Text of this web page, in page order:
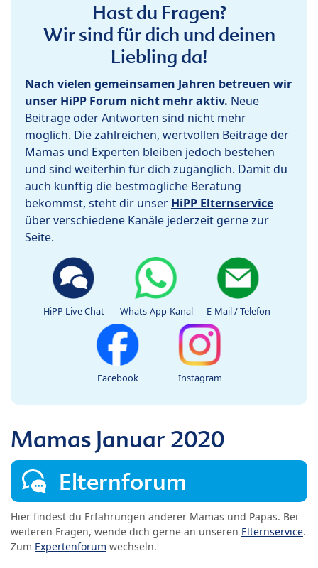
Hast du Fragen?
Wir sind für dich und deinen
Liebling da!
Nach vielen gemeinsamen Jahren betreuen wir
unser HiPP Forum nicht mehr aktiv. Neue
Beiträge oder Antworten sind nicht mehr
möglich. Die zahlreichen, wertvollen Beiträge der
Mamas und Experten bleiben jedoch bestehen
und sind weiterhin für dich zugänglich. Damit du
auch künftig die bestmögliche Beratung
bekommst, steht dir unser HiPP Elternservice
über verschiedene Kanäle jederzeit gerne zur
Seite.
HiPP Live Chat Whats-App-Kanal E-Mail / Telefon
Facebook Instagram
Mamas Januar 2020
Elternforum
Hier findest du Erfahrungen anderer Mamas und Papas. Bei
weiteren Fragen, wende dich gerne an unseren Elternservice.
Zum Expertenforum wechseln.